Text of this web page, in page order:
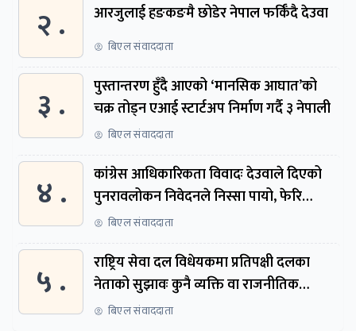
२ . आरजुलाई हङकङमै छोडेर नेपाल फर्किँदै देउवा
बिएल संवाददाता
३ .
पुस्तान्तरण हुँदै आएको ‘मानसिक आघात’को
चक्र तोड्न एआई स्टार्टअप निर्माण गर्दै ३ नेपाली
बिएल संवाददाता
४ .
कांग्रेस आधिकारिकता विवादः देउवाले दिएको
पुनरावलोकन निवेदनले निस्सा पायो, फेरि
सुरुदेखि सुनुवाइ हुने
बिएल संवाददाता
५ .
राष्ट्रिय सेवा दल विधेयकमा प्रतिपक्षी दलका
नेताको सुझावः कुनै व्यक्ति वा राजनीतिक
नेतृत्वबाट निर्देशित हुने संस्था नबनोस्
बिएल संवाददाता